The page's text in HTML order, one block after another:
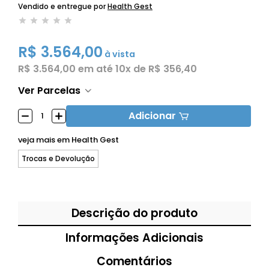
Vendido e entregue porHealth Gest
R$ 3.564,00 à vista
R$ 3.564,00 em até10x de R$ 356,40
Ver Parcelas
Adicionar
veja mais em Health Gest
Trocas e Devolução
Descrição do produto
Informações Adicionais
Comentários